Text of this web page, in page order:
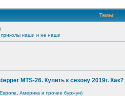
Темы
приколы наши и не наши
MTS-26. Купить к сезону 2019г. Как?
Америка и прочие буржуи)